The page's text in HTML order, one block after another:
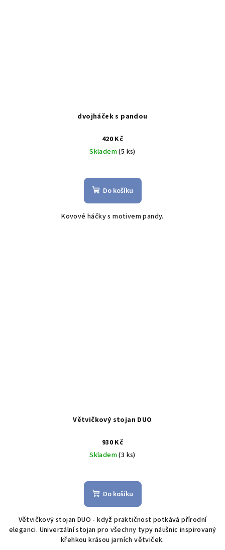
dvojháček s pandou
420 Kč
Skladem(5 ks)
Do košíku
Kovové háčky s motivem pandy.
Větvičkový stojan DUO
930 Kč
Skladem(3 ks)
Do košíku
Větvičkový stojan DUO - když praktičnost potkává přírodní
eleganci. Univerzální stojan pro všechny typy náušnic inspirovaný
křehkou krásou jarních větviček.